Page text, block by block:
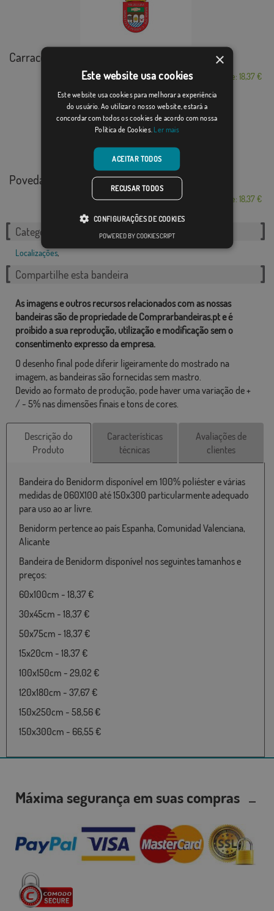
Carracedelo
Desde: 18,37 €
Poveda de la Sierra
Desde: 18,37 €
Categorias relacionadas:
Localizações,
Compartilhe esta bandeira
As imagens e outros recursos relacionados com as nossas
bandeiras são de propriedade de Comprarbandeiras.pt e é
proibido a sua reprodução, utilização e modificação sem o
consentimento expresso da empresa.
O desenho final pode diferir ligeiramente do mostrado na
imagem, as bandeiras são fornecidas sem mastro.
Devido ao formato de produção, pode haver uma variação de +
/ - 5% nas dimensões finais e tons de cores.
Descrição do
Produto
Características
técnicas
Avaliações de
clientes
Bandeira do Benidorm disponível em 100% poliéster e várias
medidas de 060X100 até 150x300 particularmente adequado
para uso ao ar livre.
Benidorm pertence ao país Espanha, Comunidad Valenciana,
Alicante
Bandeira de Benidorm disponível nos seguintes tamanhos e
preços:
60x100cm - 18,37 €
30x45cm - 18,37 €
50x75cm - 18,37 €
15x20cm - 18,37 €
100x150cm - 29,02 €
120x180cm - 37,67 €
150x250cm - 58,56 €
150x300cm - 66,55 €
Máxima segurança em suas compras
×
Este website usa cookies
Este website usa cookies para melhorar a experiência
do usuário. Ao utilizar o nosso website, estará a
concordar com todos os cookies de acordo com nossa
Política de Cookies. Ler mais
ACEITAR TODOS
RECUSAR TODOS
CONFIGURAÇÕES DE COOKIES
POWERED BY COOKIESCRIPT